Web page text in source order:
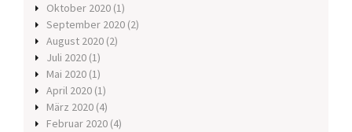
Oktober 2020 (1)
September 2020 (2)
August 2020 (2)
Juli 2020 (1)
Mai 2020 (1)
April 2020 (1)
März 2020 (4)
Februar 2020 (4)